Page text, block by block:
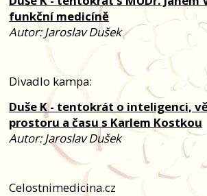
funkční medicíně
Autor: Jaroslav Dušek
Divadlo kampa:
Duše K - tentokrát o inteligenci,
prostoru a času s Karlem Kostkou
Autor: Jaroslav Dušek
Celostnimedicina.cz